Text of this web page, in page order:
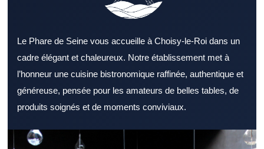
Le Phare de Seine vous accueille à Choisy-le-Roi dans un
cadre élégant et chaleureux. Notre établissement met à
l’honneur une cuisine bistronomique raffinée, authentique et
généreuse, pensée pour les amateurs de belles tables, de
produits soignés et de moments conviviaux.
Choisir un Restaurant Val de Marne adapté à ses envies
demande un minimum de repères. Un Restaurant Val de Marne